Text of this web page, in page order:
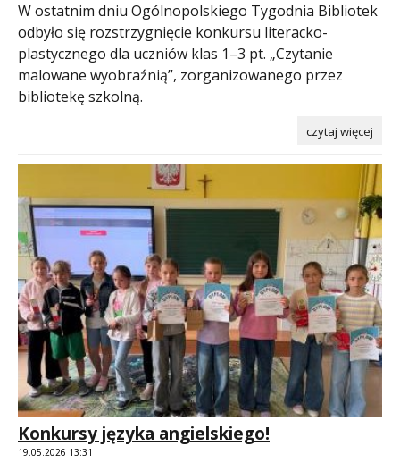
W ostatnim dniu Ogólnopolskiego Tygodnia Bibliotek
odbyło się rozstrzygnięcie konkursu literacko-
plastycznego dla uczniów klas 1–3 pt. „Czytanie
malowane wyobraźnią”, zorganizowanego przez
bibliotekę szkolną.
czytaj więcej
Konkursy języka angielskiego!
19.05.2026 13:31